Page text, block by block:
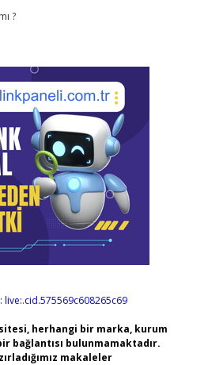
?
live:.cid.575569c608265c69
herhangi bir marka, kurum
bağlantısı bulunmamaktadır.
makaleler